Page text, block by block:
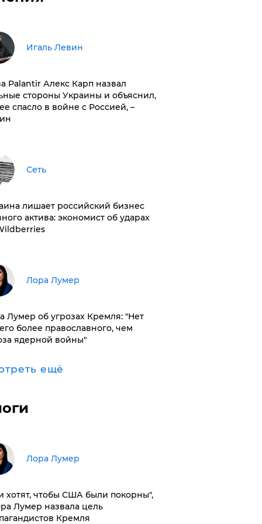
Игаль Левин
Palantir Алекс Карп назвал
стороны Украины и объяснил,
спасло в войне с Россией, –
Сеть
лишает российский бизнес
актива: экономист об ударах
​Лора Лумер
Лумер об угрозах Кремля: "Нет
более православного, чем
ядерной войны"
ещё
​Лора Лумер
хотят, чтобы США были покорны",
Лумер назвала цель
Кремля